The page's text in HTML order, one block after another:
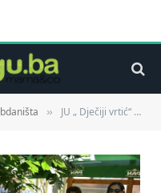
» JU „ Dječiji vrtić“ Donji Vakuf